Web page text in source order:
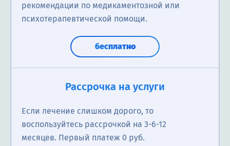
рекомендации по медикаментозной или
психотерапевтической помощи.
бесплатно
приём врача для оценки динамики состояния
пациента, корректировки диагноза и назначенного
лечения. Включает анализ эффективности терапии,
Рассрочка на услуги
Если лечение слишком дорого, то
воспользуйтесь рассрочкой на 3-6-12
месяцев. Первый платеж 0 руб.